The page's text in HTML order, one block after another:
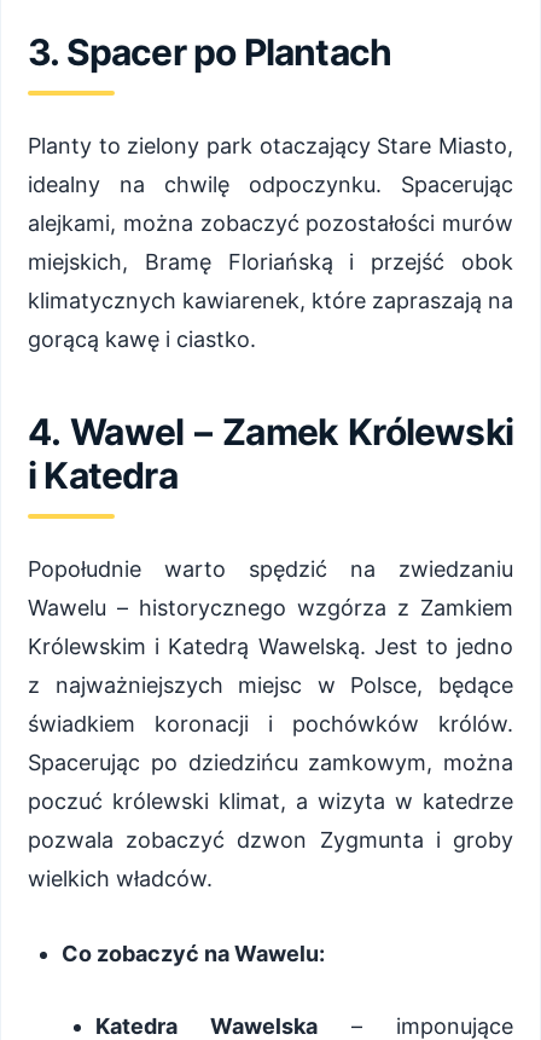
3. Spacer po Plantach
Planty to zielony park otaczający Stare Miasto,
idealny na chwilę odpoczynku. Spacerując
alejkami, można zobaczyć pozostałości murów
miejskich, Bramę Floriańską i przejść obok
klimatycznych kawiarenek, które zapraszają na
gorącą kawę i ciastko.
4. Wawel – Zamek Królewski
i Katedra
Popołudnie warto spędzić na zwiedzaniu
Wawelu – historycznego wzgórza z Zamkiem
Królewskim i Katedrą Wawelską. Jest to jedno
z najważniejszych miejsc w Polsce, będące
świadkiem koronacji i pochówków królów.
Spacerując po dziedzińcu zamkowym, można
poczuć królewski klimat, a wizyta w katedrze
pozwala zobaczyć dzwon Zygmunta i groby
wielkich władców.
Co zobaczyć na Wawelu:
Katedra Wawelska – imponujące